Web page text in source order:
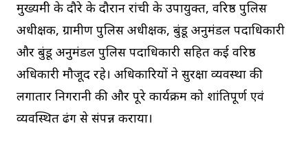
मुख्यमंत्री के दौरे के दौरान रांची के उपायुक्त, वरिष्ठ पुलिस
अधीक्षक, ग्रामीण पुलिस अधीक्षक, बुंडू अनुमंडल पदाधिकारी
और बुंडू अनुमंडल पुलिस पदाधिकारी सहित कई वरिष्ठ
अधिकारी मौजूद रहे। अधिकारियों ने सुरक्षा व्यवस्था की
लगातार निगरानी की और पूरे कार्यक्रम को शांतिपूर्ण एवं
व्यवस्थित ढंग से संपन्न कराया।